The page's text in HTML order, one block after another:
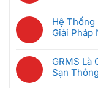
có
bình
luận
5
Thiết
Hệ
Giải Pháp
có
bình
luận
GRMS Là
Sạn